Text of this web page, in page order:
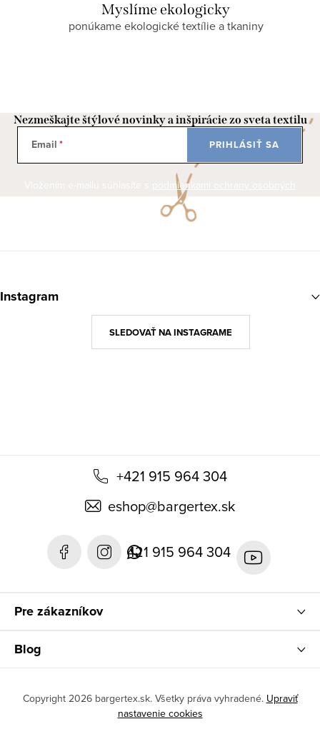
Myslíme ekologicky
ponúkame ekologické textílie a tkaniny
Nezmeškajte štýlové novinky a inšpirácie zo sveta textilu
Email
podmienkami ochrany osobných
údajov
PRIHLÁSIŤ SA
á
+421 915 964 304
eshop@bargertex.sk
421 915 964 304
Instagram
SLEDOVAŤ NA INSTAGRAME
Pre zákazníkov
Blog
Copyright 2026 bargertex.sk. Všetky práva vyhradené. Upraviť
nastavenie cookies